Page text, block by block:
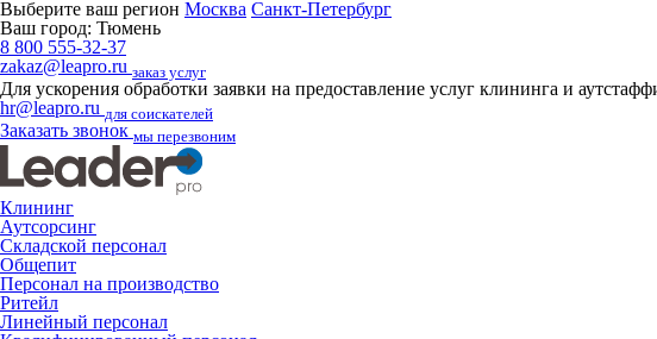
Выберите ваш регион Москва Санкт-Петербург
Ваш город: Тюмень
8 800 555-32-37
zakaz@leapro.ru заказ услуг
Для ускорения обработки заявки на предоставление услуг клининга и
hr@leapro.ru для соискателей
Заказать звонок мы перезвоним
Клининг
Аутсорсинг
Складской персонал
Общепит
Персонал на производство
Ритейл
Линейный персонал